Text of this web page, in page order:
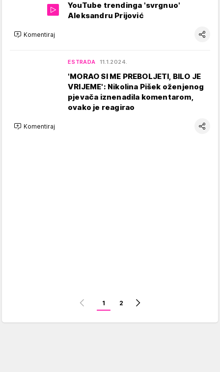
YouTube trendinga 'svrgnuo'
Aleksandru Prijović
Komentiraj
ESTRADA 11.1.2024.
'MORAO SI ME PREBOLJETI, BILO JE
VRIJEME': Nikolina Pišek oženjenog
pjevača iznenadila komentarom,
ovako je reagirao
Komentiraj
1 2